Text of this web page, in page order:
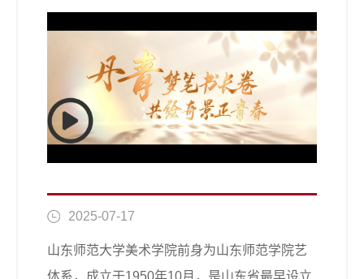
2025-07-17
山东师范大学美术学院前身为山东师范学院艺